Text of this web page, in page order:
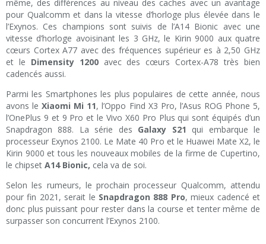
même, des différences au niveau des caches avec un avantage
pour Qualcomm et dans la vitesse d’horloge plus élevée dans le
l’Exynos. Ces champions sont suivis de l’A14 Bionic avec une
vitesse d’horloge avoisinant les 3 GHz, le Kirin 9000 aux quatre
cœurs Cortex A77 avec des fréquences supérieur es à 2,50 GHz
et le Dimensity 1200avec des cœurs Cortex-A78 très bien
cadencés aussi.
Parmi les Smartphones les plus populaires de cette année, nous
avons leXiaomi Mi 11, l’Oppo Find X3 Pro, l’Asus ROG Phone 5,
l’OnePlus 9 et 9 Pro et le Vivo X60 Pro Plus qui sont équipés d’un
Snapdragon 888. La série des Galaxy S21 qui embarque le
processeur Exynos 2100. Le Mate 40 Pro et le Huawei Mate X2, le
Kirin 9000 et tous les nouveaux mobiles de la firme de Cupertino,
le chipset A14 Bionic, cela va de soi.
Selon les rumeurs, le prochain processeur Qualcomm, attendu
pour fin 2021, serait le Snapdragon 888 Pro, mieux cadencé et
donc plus puissant pour rester dans la course et tenter même de
surpasser son concurrent l’Exynos 2100.